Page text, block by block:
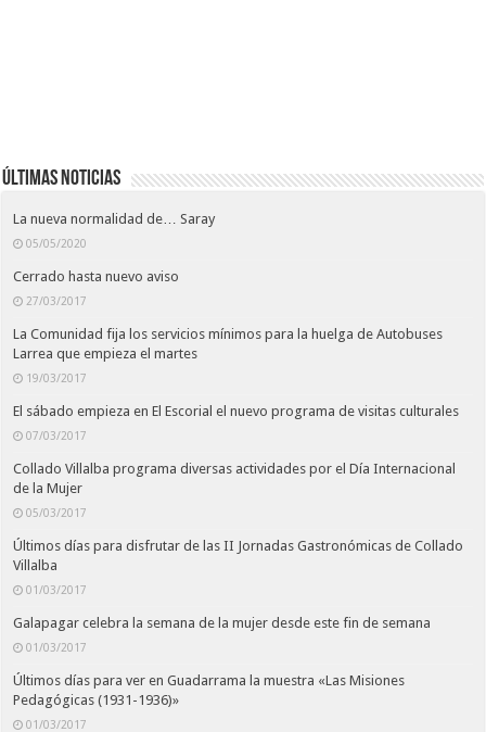
Últimas noticias
La nueva normalidad de… Saray
05/05/2020
Cerrado hasta nuevo aviso
27/03/2017
La Comunidad fija los servicios mínimos para la huelga de Autobuses
Larrea que empieza el martes
19/03/2017
El sábado empieza en El Escorial el nuevo programa de visitas culturales
07/03/2017
Collado Villalba programa diversas actividades por el Día Internacional
de la Mujer
05/03/2017
Últimos días para disfrutar de las II Jornadas Gastronómicas de Collado
Villalba
01/03/2017
Galapagar celebra la semana de la mujer desde este fin de semana
01/03/2017
Últimos días para ver en Guadarrama la muestra «Las Misiones
Pedagógicas (1931-1936)»
01/03/2017